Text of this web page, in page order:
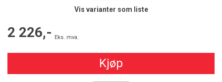
Vis varianter som liste
2 226,- Eks. mva.
Kjøp